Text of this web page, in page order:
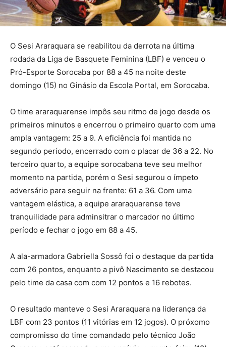
O Sesi Araraquara se reabilitou da derrota na última
rodada da Liga de Basquete Feminina (LBF) e venceu o
Pró-Esporte Sorocaba por 88 a 45 na noite deste
domingo (15) no Ginásio da Escola Portal, em Sorocaba.
O time araraquarense impôs seu ritmo de jogo desde os
primeiros minutos e encerrou o primeiro quarto com uma
ampla vantagem: 25 a 9. A eficiência foi mantida no
segundo período, encerrado com o placar de 36 a 22. No
terceiro quarto, a equipe sorocabana teve seu melhor
momento na partida, porém o Sesi segurou o ímpeto
adversário para seguir na frente: 61 a 36. Com uma
vantagem elástica, a equipe araraquarense teve
tranquilidade para adminsitrar o marcador no último
período e fechar o jogo em 88 a 45.
A ala-armadora Gabriella Sossô foi o destaque da partida
com 26 pontos, enquanto a pivô Nascimento se destacou
pelo time da casa com com 12 pontos e 16 rebotes.
O resultado manteve o Sesi Araraquara na liderança da
LBF com 23 pontos (11 vitórias em 12 jogos). O próxomo
compromisso do time comandado pelo técnico João